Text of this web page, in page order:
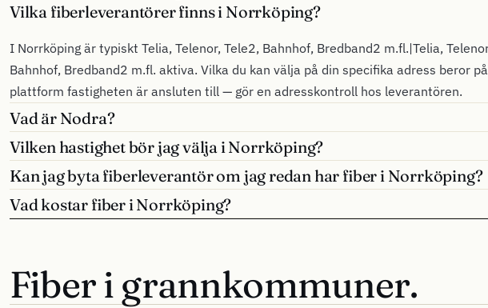
Vilka fiberleverantörer finns i Norrköping?
I Norrköping är typiskt Telia, Telenor, Tele2, Bahnhof, Bredband2 m.fl.|Telia,
Bahnhof, Bredband2 m.fl. aktiva. Vilka du kan välja på din specifika adress beror
plattform fastigheten är ansluten till — gör en adresskontroll hos leverantören.
Vad är Nodra?
Vilken hastighet bör jag välja i Norrköping?
Kan jag byta fiberleverantör om jag redan har fiber i Norrköping?
Vad kostar fiber i Norrköping?
Fiber i grannkommuner.